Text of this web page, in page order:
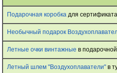
Подарочная коробкадля сертификата
Необычный подарок
Летные очки винтажные в
Летный шлем "Воздухоплаватели"в